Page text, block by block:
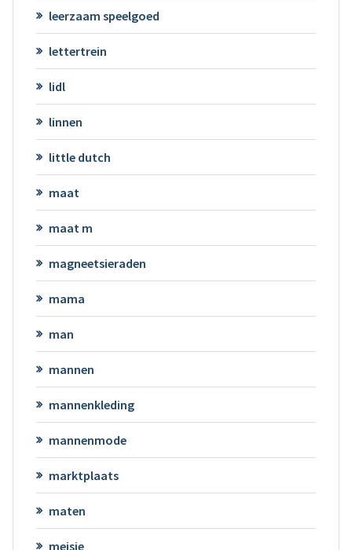
leerzaam speelgoed
lettertrein
lidl
linnen
little dutch
maat
maat m
magneetsieraden
mama
man
mannen
mannenkleding
mannenmode
marktplaats
maten
meisje